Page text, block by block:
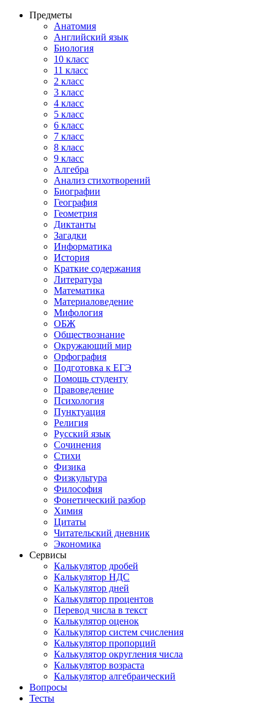
Предметы
Анатомия
Английский язык
Биология
10 класс
11 класс
2 класс
3 класс
4 класс
5 класс
6 класс
7 класс
8 класс
9 класс
Алгебра
Анализ стихотворений
Биографии
География
Геометрия
Диктанты
Загадки
Информатика
История
Краткие содержания
Литература
Математика
Материаловедение
Мифология
ОБЖ
Обществознание
Окружающий мир
Орфография
Подготовка к ЕГЭ
Помощь студенту
Правоведение
Психология
Пунктуация
Религия
Русский язык
Сочинения
Стихи
Физика
Физкультура
Философия
Фонетический разбор
Химия
Цитаты
Читательский дневник
Экономика
Сервисы
Калькулятор дробей
Калькулятор НДС
Калькулятор дней
Калькулятор процентов
Перевод числа в текст
Калькулятор оценок
Калькулятор систем счисления
Калькулятор пропорций
Калькулятор округления числа
Калькулятор возраста
Калькулятор алгебраический
Вопросы
Тесты